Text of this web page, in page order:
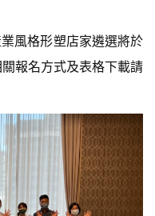
風格形塑店家遴選將於
報名方式及表格下載請